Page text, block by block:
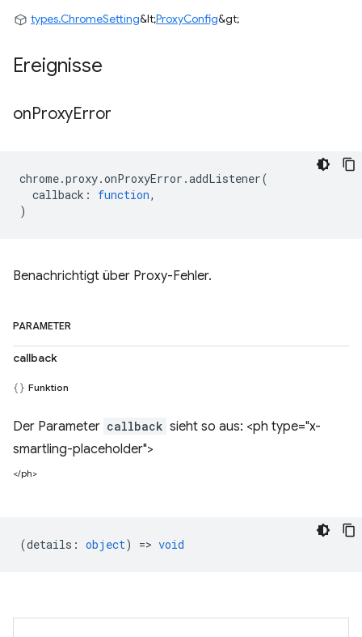
types.ChromeSetting&lt;ProxyConfig&gt;
Ereignisse
onProxyError
chrome.proxy.onProxyError .addListener(
callback : function,
)
Benachrichtigt über Proxy-Fehler.
PARAMETER
callback
Funktion
Der Parameter callback sieht so aus: <ph type="x-
smartling-placeholder">
</ph>
(details : object) => void